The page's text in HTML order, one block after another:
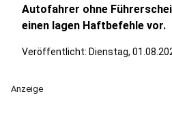
Autofahrer ohne
einen lagen Haftbefehle vor.
Veröffentlicht: Dienstag,
Anzeige